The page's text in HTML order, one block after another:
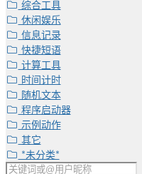
综合工具
休闲娱乐
信息记录
快捷短语
计算工具
时间计时
随机文本
程序启动器
示例动作
其它
*未分类*